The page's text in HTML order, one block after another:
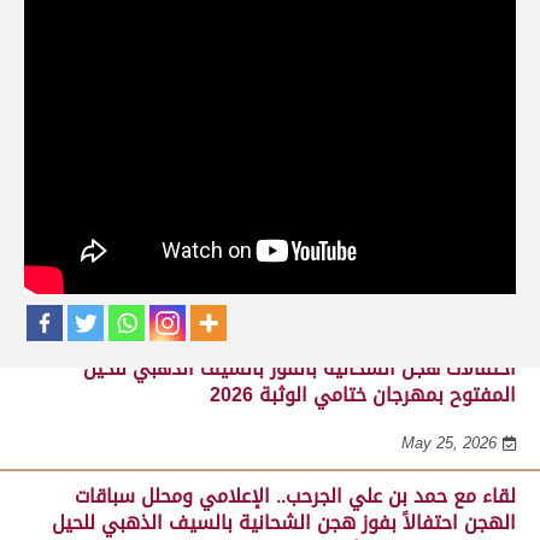
الشحانية بالسيف الذهبي للحيل المفتوح
بميدان الوثبة 22-05-2026
احتفالات هجن الشحانية بالفوز بالسيف الذهبي للحيل
المفتوح بمهرجان ختامي الوثبة 2026
May 25, 2026
لقاء مع حمد بن علي الجرحب.. الإعلامي ومحلل سباقات
الهجن احتفالاً بفوز هجن الشحانية بالسيف الذهبي للحيل